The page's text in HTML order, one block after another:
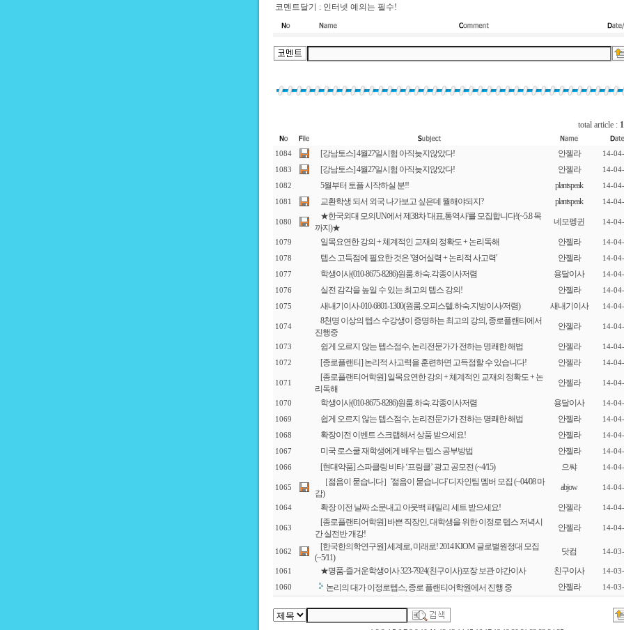
코멘트달기 : 인터넷 예의는 필수!
total article :
1084 [강남토스] 4월27일시험 아직늦지않았다! 안젤라 14-
1083 [강남토스] 4월27일시험 아직늦지않았다! 안젤라 14-
1082 5월부터 토플 시작하실 분!! plantspeak 14-
1081 교환학생 되서 외국 나가보고 싶은데 뭘해야되지? plantspeak 14-
1080
★한국외대 모의UN에서 제38차 '대표,통역사'를 모집합니다!(~5.8 목
까지)★
네모펭귄 14-
1079 일목요연한 강의 + 체계적인 교재의 정확도 + 논리독해 안젤라 14-
1078 텝스 고득점에 필요한 것은 '영어실력 + 논리적 사고력' 안젤라 14-
1077 학생이사(010-8675-8286)원룸.하숙.각종이사저렴 용달이사 14-
1076 실전 감각을 높일 수 있는 최고의 텝스 강의! 안젤라 14-
1075 새내기이사-010-6801-1300(원룸.오피스텔.하숙.지방이사/저렴) 새내기이사 14-
1074
8천명 이상의 텝스 수강생이 증명하는 최고의 강의, 종로플랜티에서
진행중
안젤라 14-
1073 쉽게 오르지 않는 텝스점수, 논리전문가가 전하는 명쾌한 해법 안젤라 14-
1072 [종로플랜티] 논리적 사고력을 훈련하면 고득점할 수 있습니다! 안젤라 14-
1071
[종로플랜티어학원] 일목요연한 강의 + 체계적인 교재의 정확도 + 논
리독해
안젤라 14-
1070 학생이사(010-8675-8286)원룸.하숙.각종이사저렴 용달이사 14-
1069 쉽게 오르지 않는 텝스점수, 논리전문가가 전하는 명쾌한 해법 안젤라 14-
1068 확장이전 이벤트 스크랩해서 상품 받으세요! 안젤라 14-
1067 미국 로스쿨 재학생에게 배우는 텝스 공부방법 안젤라 14-
1066 [현대약품] 스파클링 비타 ‘프링클’ 광고 공모전 (~4/15) 으쌰 14-
1065
［젊음이 묻습니다］'젊음이 묻습니다' 디자인팀 멤버 모집 (~04/08 마
감)
abjow 14-
1064 확장 이전 날짜 소문내고 아웃백 패밀리 세트 받으세요! 안젤라 14-
1063
[종로플랜티어학원] 바쁜 직장인, 대학생을 위한 이정로 텝스 저녁시
간 실전반 개강!
안젤라 14-
1062
[한국한의학연구원] 세계로, 미래로! 2014 KIOM 글로벌원정대 모집
(~5/11)
닷컴 14-
1061 ★명품-즐거운학생이사 323-7924(친구이사)포장 보관 야간이사 친구이사 14-
1060 논리의 대가 이정로텝스, 종로 플랜티어학원에서 진행 중 안젤라 14-